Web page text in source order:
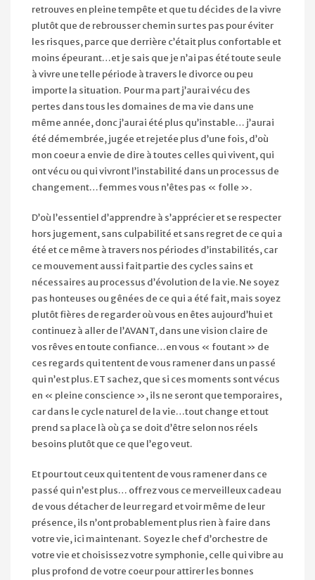
retrouves en pleine tempête et que tu décides de la vivre
plutôt que de rebrousser chemin sur tes pas pour éviter
les risques, parce que derrière c’était plus confortable et
moins épeurant…et je sais que je n’ai pas été toute seule
à vivre une telle période à travers le divorce ou peu
importe la situation. Pour ma part j’aurai vécu des
pertes dans tous les domaines de ma vie dans une
même année, donc j’aurai été plus qu’instable… j’aurai
été démembrée, jugée et rejetée plus d’une fois, d’où
mon coeur a envie de dire à toutes celles qui vivent, qui
ont vécu ou qui vivront l’instabilité dans un processus de
changement…femmes vous n’êtes pas « folle ».
D’où l’essentiel d’apprendre à s’apprécier et se respecter
hors jugement, sans culpabilité et sans regret de ce qui a
été et ce même à travers nos périodes d’instabilités, car
ce mouvement aussi fait partie des cycles sains et
nécessaires au processus d’évolution de la vie. Ne soyez
pas honteuses ou gênées de ce qui a été fait, mais soyez
plutôt fières de regarder où vous en êtes aujourd’hui et
continuez à aller de l’AVANT, dans une vision claire de
vos rêves en toute confiance…en vous « foutant » de
ces regards qui tentent de vous ramener dans un passé
qui n’est plus. ET sachez, que si ces moments sont vécus
en « pleine conscience », ils ne seront que temporaires,
car dans le cycle naturel de la vie…tout change et tout
prend sa place là où ça se doit d’être selon nos réels
besoins plutôt que ce que l’ego veut.
Et pour tout ceux qui tentent de vous ramener dans ce
passé qui n’est plus… offrez vous ce merveilleux cadeau
de vous détacher de leur regard et voir même de leur
présence, ils n’ont probablement plus rien à faire dans
votre vie, ici maintenant. Soyez le chef d’orchestre de
votre vie et choisissez votre symphonie, celle qui vibre au
plus profond de votre coeur pour attirer les bonnes